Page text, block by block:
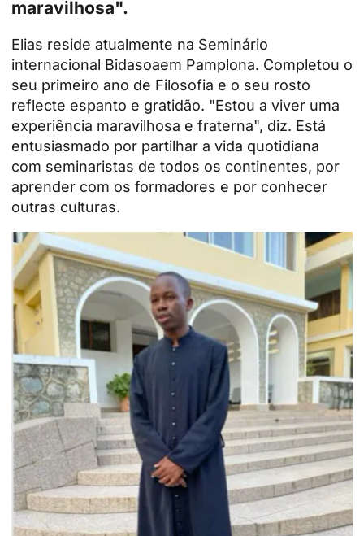
maravilhosa".
Elias reside atualmente na Seminário
internacional Bidasoaem Pamplona. Completou o
seu primeiro ano de Filosofia e o seu rosto
reflecte espanto e gratidão. "Estou a viver uma
experiência maravilhosa e fraterna", diz. Está
entusiasmado por partilhar a vida quotidiana
com seminaristas de todos os continentes, por
aprender com os formadores e por conhecer
outras culturas.